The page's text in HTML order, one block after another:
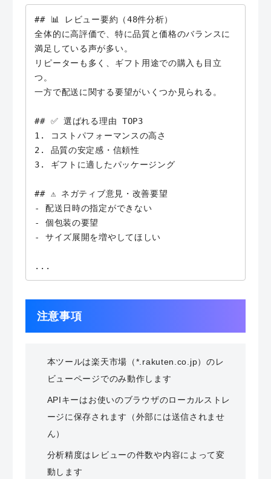
## 📊 レビュー要約（48件分析）
全体的に高評価で、特に品質と価格のバランスに
満足している声が多い。
リピーターも多く、ギフト用途での購入も目立
つ。
一方で配送に関する要望がいくつか見られる。
## ✅ 選ばれる理由 TOP3
1. コストパフォーマンスの高さ
2. 品質の安定感・信頼性
3. ギフトに適したパッケージング
## ⚠️ ネガティブ意見・改善要望
- 配送日時の指定ができない
- 個包装の要望
- サイズ展開を増やしてほしい
...
注意事項
本ツールは楽天市場（*.rakuten.co.jp）のレ
ビューページでのみ動作します
APIキーはお使いのブラウザのローカルストレ
ージに保存されます（外部には送信されませ
ん）
分析精度はレビューの件数や内容によって変
動します